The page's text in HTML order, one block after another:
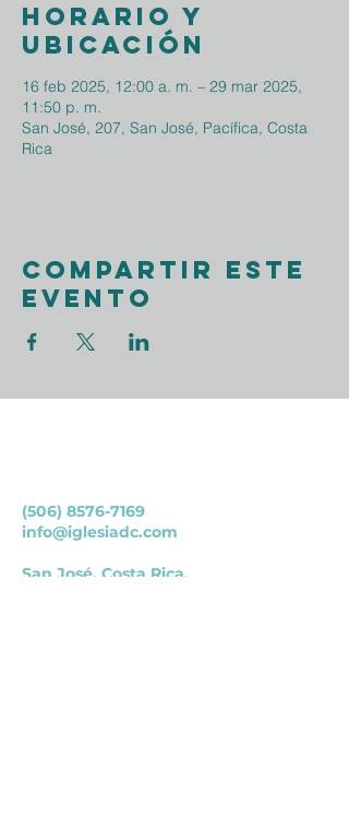
Horario y
ubicación
16 feb 2025, 12:00 a. m. – 29 mar 2025,
11:50 p. m.
San José, 207, San José, Pacífica, Costa
Rica
Compartir este
evento
(506) 8576-7169
info@iglesiadc.com
San José, Costa Rica.